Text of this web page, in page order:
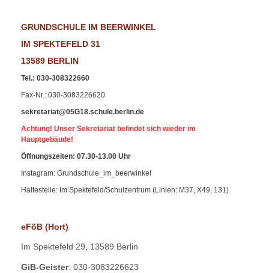
GRUNDSCHULE IM BEERWINKEL
IM SPEKTEFELD 31
13589 BERLIN
Tel.: 030-308322660
Fax-Nr.: 030-3083226620
sekretariat@05G18.schule.berlin.de
Achtung! Unser Sekretariat befindet sich wieder im
Hauptgebäude!
Öffnungszeiten: 07.30-13.00 Uhr
Instagram: Grundschule_im_beerwinkel
Haltestelle: Im Spektefeld/Schulzentrum (Linien: M37, X49, 131)
eFöB (Hort)
Im Spektefeld 29, 13589 Berlin
GiB-Geister: 030-3083226623